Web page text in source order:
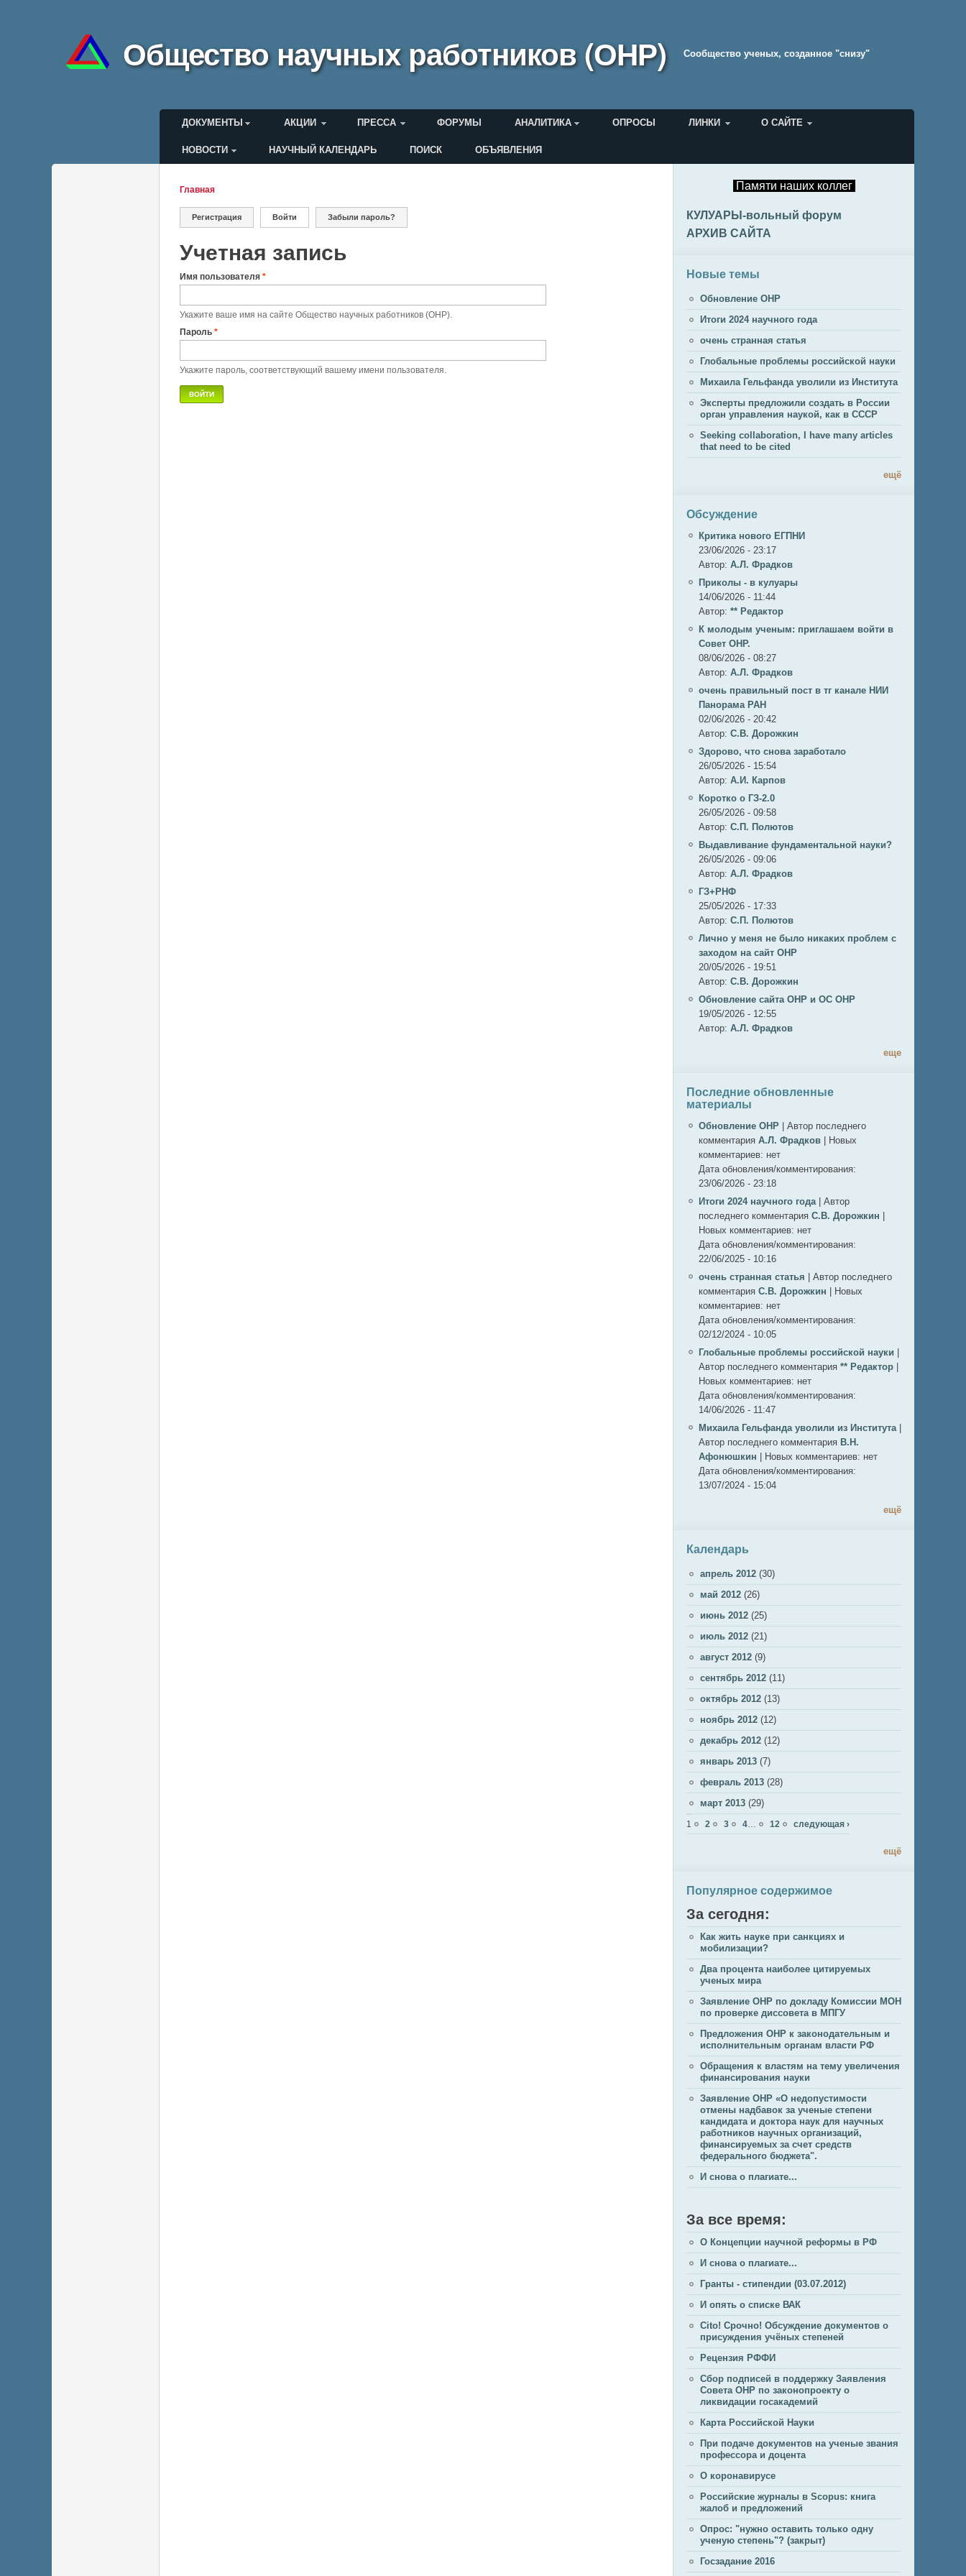
Общество научных работников (ОНР) Cообщество ученых, созданное "снизу"
Главное меню
ДОКУМЕНТЫ АКЦИИ ПРЕССА ФОРУМЫ АНАЛИТИКА ОПРОСЫ ЛИНКИ О САЙТЕ
Меню пользователя
НОВОСТИ НАУЧНЫЙ КАЛЕНДАРЬ ПОИСК ОБЪЯВЛЕНИЯ
Вы здесь
Главная
Главные вкладки
Регистрация Войти (активная вкладка)
Забыли пароль?
Учетная запись
Имя пользователя *
Укажите ваше имя на сайте Общество научных работников (ОНР).
Пароль *
Укажите пароль, соответствующий вашему имени пользователя.
Памяти наших коллег
КУЛУАРЫ-вольный форум
АРХИВ САЙТА
Новые темы
Обновление ОНР
Итоги 2024 научного года
очень странная статья
Глобальные проблемы российской науки
Михаила Гельфанда уволили из Института
Эксперты предложили создать в России
орган управления наукой, как в СССР
Seeking collaboration, I have many articles
that need to be cited
ещё
Обсуждение
Критика нового ЕГПНИ
23/06/2026 - 23:17
Автор: А.Л. Фрадков
Приколы - в кулуары
14/06/2026 - 11:44
Автор: ** Редактор
К молодым ученым: приглашаем войти в
Совет ОНР.
08/06/2026 - 08:27
Автор: А.Л. Фрадков
очень правильный пост в тг канале НИИ
Панорама РАН
02/06/2026 - 20:42
Автор: С.В. Дорожкин
Здорово, что снова заработало
26/05/2026 - 15:54
Автор: А.И. Карпов
Коротко о ГЗ-2.0
26/05/2026 - 09:58
Автор: C.П. Полютов
Выдавливание фундаментальной науки?
26/05/2026 - 09:06
Автор: А.Л. Фрадков
ГЗ+РНФ
25/05/2026 - 17:33
Автор: C.П. Полютов
Лично у меня не было никаких проблем с
заходом на сайт ОНР
20/05/2026 - 19:51
Автор: С.В. Дорожкин
Обновление сайта ОНР и ОС ОНР
19/05/2026 - 12:55
Автор: А.Л. Фрадков
еще
Последние обновленные
материалы
Обновление ОНР
Автор последнего
комментария А.Л. Фрадков
Новых
комментариев: нет
Дата обновления/комментирования:
23/06/2026 - 23:18
Итоги 2024 научного года
Автор
последнего комментария С.В. Дорожкин
Новых комментариев: нет
Дата обновления/комментирования:
22/06/2025 - 10:16
очень странная статья
Автор последнего
комментария С.В. Дорожкин
Новых
комментариев: нет
Дата обновления/комментирования:
02/12/2024 - 10:05
Глобальные проблемы российской науки
Автор последнего комментария ** Редактор
Новых комментариев: нет
Дата обновления/комментирования:
14/06/2026 - 11:47
Михаила Гельфанда уволили из Института
Автор последнего комментария В.Н.
Афонюшкин
Новых комментариев: нет
Дата обновления/комментирования:
13/07/2024 - 15:04
ещё
Календарь
апрель 2012 (30)
май 2012 (26)
июнь 2012 (25)
июль 2012 (21)
август 2012 (9)
сентябрь 2012 (11)
октябрь 2012 (13)
ноябрь 2012 (12)
декабрь 2012 (12)
январь 2013 (7)
февраль 2013 (28)
март 2013 (29)
Страницы
1 2 3 4 12 следующая ›
ещё
Популярное содержимое
За сегодня:
Как жить науке при санкциях и
мобилизации?
Два процента наиболее цитируемых
ученых мира
Заявление ОНР по докладу Комиссии МОН
по проверке диссовета в МПГУ
Предложения ОНР к законодательным и
исполнительным органам власти РФ
Обращения к властям на тему увеличения
финансирования науки
Заявление ОНР «О недопустимости
отмены надбавок за ученые степени
кандидата и доктора наук для научных
работников научных организаций,
финансируемых за счет средств
федерального бюджета".
И снова о плагиате...
За все время:
О Концепции научной реформы в РФ
И снова о плагиате...
Гранты - стипендии (03.07.2012)
И опять о списке ВАК
Cito! Срочно! Обсуждение документов о
присуждения учёных степеней
Рецензия РФФИ
Сбор подписей в поддержку Заявления
Совета ОНР по законопроекту о
ликвидации госакадемий
Карта Российской Науки
При подаче документов на ученые звания
профессора и доцента
О коронавирусе
Российские журналы в Scopus: книга
жалоб и предложений
Опрос: "нужно оставить только одну
ученую степень"? (закрыт)
Госзадание 2016